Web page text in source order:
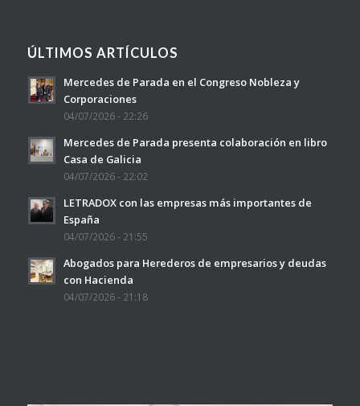
ÚLTIMOS ARTÍCULOS
Mercedes de Parada en el Congreso Nobleza y
Corporaciones
04/07/2026 - 22:26
Mercedes de Parada presenta colaboración en libro
Casa de Galicia
04/07/2026 - 22:02
LETRADOX con las empresas más importantes de
España
04/07/2026 - 21:55
Abogados para Herederos de empresarios y deudas
con Hacienda
04/07/2026 - 21:18